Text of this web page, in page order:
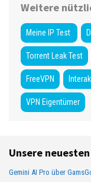
Weitere
Meine IP Test
Torrent Leak Test
FreeVPN
VPN Eigentümer
Unsere
Gemini AI Pro über